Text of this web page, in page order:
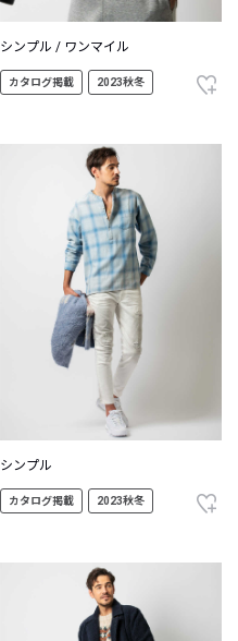
シンプル / ワンマイル
カタログ掲載 2023秋冬
シンプル
カタログ掲載 2023秋冬